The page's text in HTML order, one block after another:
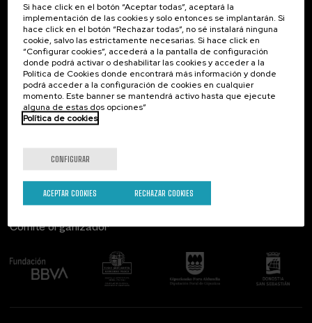
Contacto
Palacio Miramar
Paseo de Miraconcha, 48
20007 Donostia / San Sebastián
Gipuzkoa, Spain
Contacta con nosotros
De interés...
Actividades anteriores
Comité organizador
Si hace click en el botón “Aceptar todas”, aceptará la
implementación de las cookies y solo entonces se implantarán. Si
hace click en el botón “Rechazar todas”, no sé instalará ninguna
cookie, salvo las estrictamente necesarias. Si hace click en
“Configurar cookies”, accederá a la pantalla de configuración
donde podrá activar o deshabilitar las cookies y acceder a la
Política de Cookies donde encontrará más información y donde
podrá acceder a la configuración de cookies en cualquier
momento. Este banner se mantendrá activo hasta que ejecute
alguna de estas dos opciones”
Política de cookies
CONFIGURAR
RECHAZAR COOKIES
ACEPTAR COOKIES